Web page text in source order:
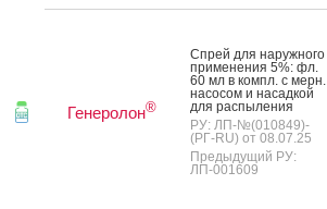
Генеролон®
Спрей для на­руж­но­го
при­мене­ния 5%: фл.
60 мл в компл. с мерн.
на­сосом и на­сад­кой
для рас­пы­ления
РУ: ЛП-№(010849)-
(РГ-RU) от 08.07.25
Предыдущий РУ:
ЛП-001609